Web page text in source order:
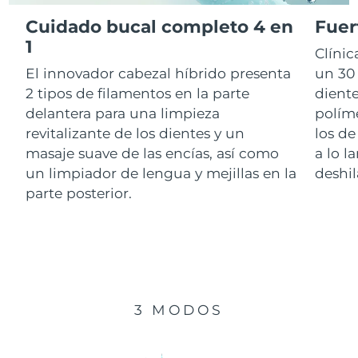
Cuidado bucal completo 4 en
1
El innovador cabezal híbrido presenta
2 tipos de filamentos en la parte
delantera para una limpieza
revitalizante de los dientes y un
masaje suave de las encías, así como
un limpiador de lengua y mejillas en la
parte posterior.
un
los
a lo
3 MODOS
RAE de Macao
(China)
Malasia Entrega prevista 8/13/26
Malta Entrega prevista 8/10/26
México Entrega prevista 8/14/26
Mónaco
Entrega prevista